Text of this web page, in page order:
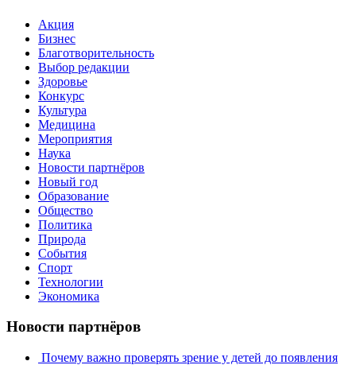
Акция
Бизнес
Благотворительность
Выбор редакции
Здоровье
Конкурс
Культура
Медицина
Мероприятия
Наука
Новости партнёров
Новый год
Образование
Общество
Политика
Природа
События
Спорт
Технологии
Экономика
Новости партнёров
Почему важно проверять зрение у детей до появления